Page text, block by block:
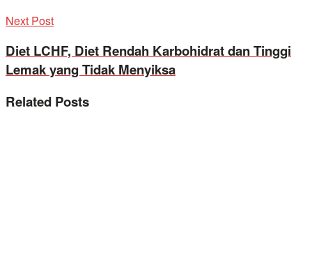
Next Post
Diet LCHF, Diet Rendah Karbohidrat dan Tinggi
Lemak yang Tidak Menyiksa
Related Posts